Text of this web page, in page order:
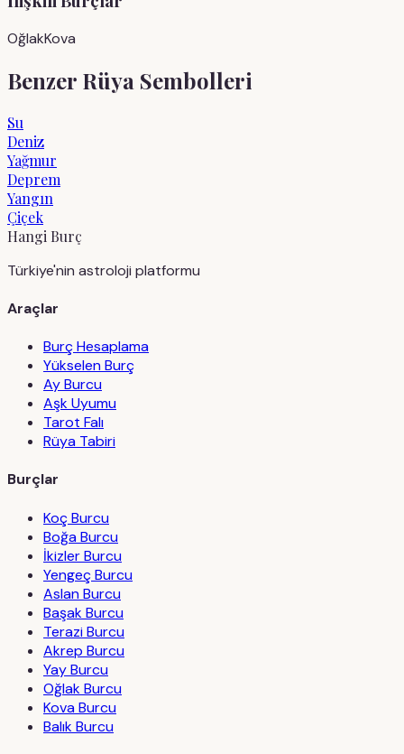
OğlakKova
Benzer Rüya Sembolleri
Su
Deniz
Yağmur
Deprem
Yangın
Çiçek
Hangi Burç
Türkiye'nin astroloji platformu
Araçlar
Burç Hesaplama
Yükselen Burç
Ay Burcu
Aşk Uyumu
Tarot Falı
Rüya Tabiri
Burçlar
Koç Burcu
Boğa Burcu
İkizler Burcu
Yengeç Burcu
Aslan Burcu
Başak Burcu
Terazi Burcu
Akrep Burcu
Yay Burcu
Oğlak Burcu
Kova Burcu
Balık Burcu